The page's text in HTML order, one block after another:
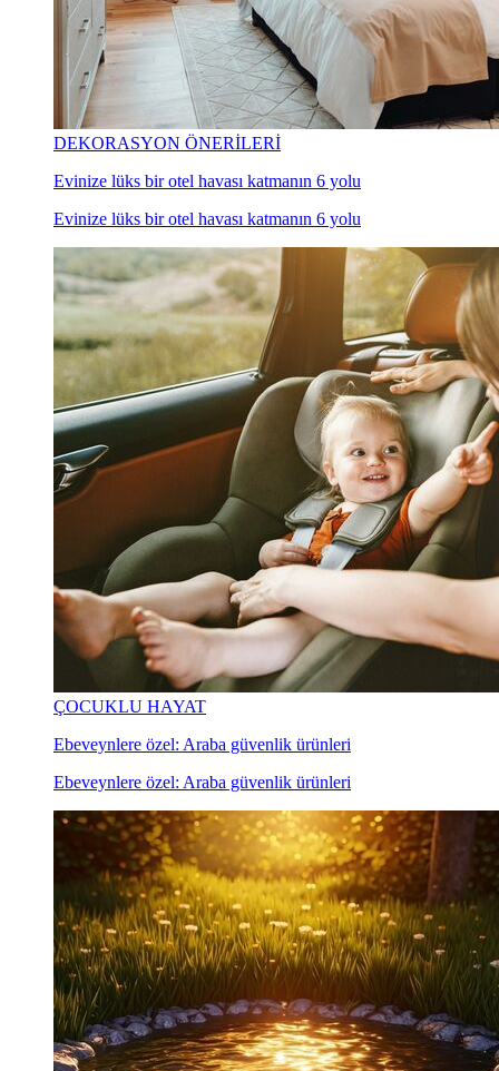
DEKORASYON ÖNERİLERİ
Evinize lüks bir otel havası katmanın 6 yolu
Evinize lüks bir otel havası katmanın 6 yolu
ÇOCUKLU HAYAT
Ebeveynlere özel: Araba güvenlik ürünleri
Ebeveynlere özel: Araba güvenlik ürünleri